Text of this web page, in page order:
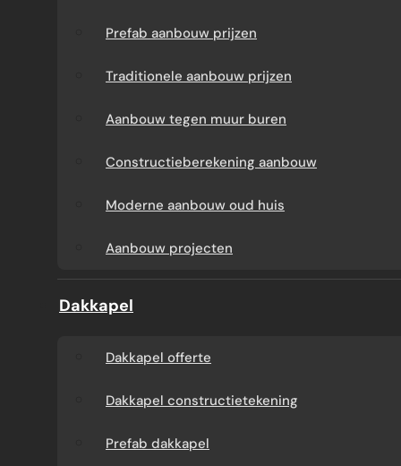
Prefab aanbouw
prijzen
Traditionele aanbouw
prijzen
Aanbouw tegen muur
buren
Constructieberekening
Moderne aanbouw
Prefab dakkapel
laten maken
Dakkapel
Dakkapel projecten
Prefab aanbouw prijzen
Traditionele aanbouw prijzen
Aanbouw tegen muur buren
Constructieberekening aanbouw
Moderne aanbouw oud huis
Aanbouw projecten
Dakkapel
Dakkapel offerte
Dakkapel constructietekening
Prefab dakkapel